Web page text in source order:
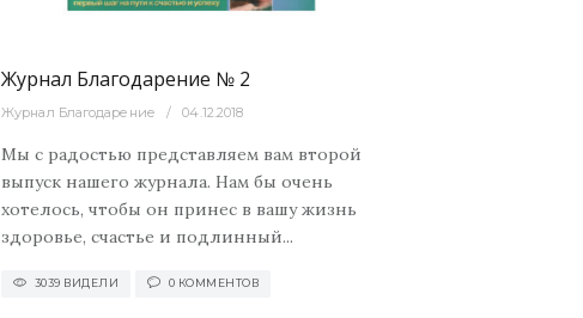
Журнал Благодарение № 2
Журнал Благодарение 04.12.2018
Мы с радостью представляем вам второй
выпуск нашего журнала. Нам бы очень
хотелось, чтобы он принес в вашу жизнь
здоровье, счастье и подлинный...
3039 ВИДЕЛИ 0 КОММЕНТОВ